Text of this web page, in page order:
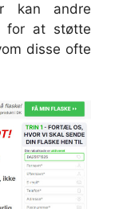
kan andre
for at støtte
disse ofte